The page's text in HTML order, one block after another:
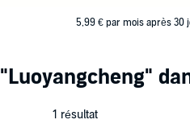
5,99 € par mois après 30
"Luoyangcheng"
1 résultat